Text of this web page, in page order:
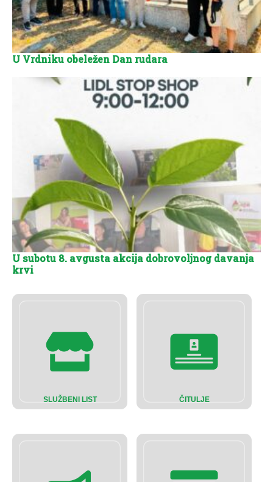
SLUŽBENI LIST ČITULJE
U Vrdniku obeležen Dan rudara
U subotu 8. avgusta akcija dobrovoljnog davanja
krvi